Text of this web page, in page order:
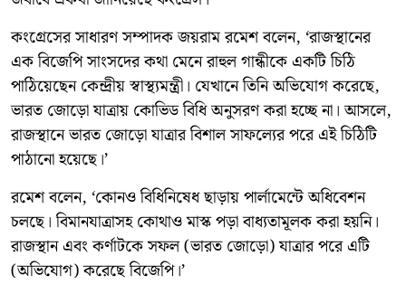
কংগ্রেসের সাধারণ সম্পাদক জয়রাম রমেশ বলেন, ‘রাজস্থানের
এক বিজেপি সাংসদের কথা মেনে রাহুল গান্ধীকে একটি চিঠি
পাঠিয়েছেন কেন্দ্রীয় স্বাস্থ্যমন্ত্রী। যেখানে তিনি অভিযোগ করেছে,
ভারত জোড়ো যাত্রায় কোভিড বিধি অনুসরণ করা হচ্ছে না। আসলে,
রাজস্থানে ভারত জোড়ো যাত্রার বিশাল সাফল্যের পরে এই চিঠিটি
পাঠানো হয়েছে।’
রমেশ বলেন, ‘কোনও বিধিনিষেধ ছাড়ায় পার্লামেন্টে অধিবেশন
চলছে। বিমানযাত্রাসহ কোথাও মাস্ক পড়া বাধ্যতামূলক করা হয়নি।
রাজস্থান এবং কর্ণাটকে সফল (ভারত জোড়ো) যাত্রার পরে এটি
(অভিযোগ) করেছে বিজেপি।’